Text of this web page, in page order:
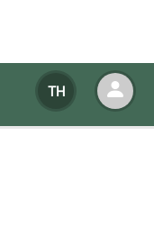
TH